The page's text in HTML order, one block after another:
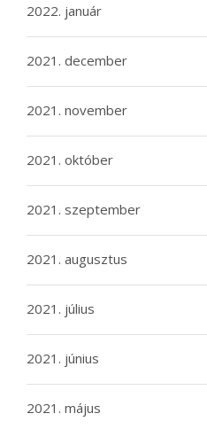
2022. január
2021. december
2021. november
2021. október
2021. szeptember
2021. augusztus
2021. július
2021. június
2021. május